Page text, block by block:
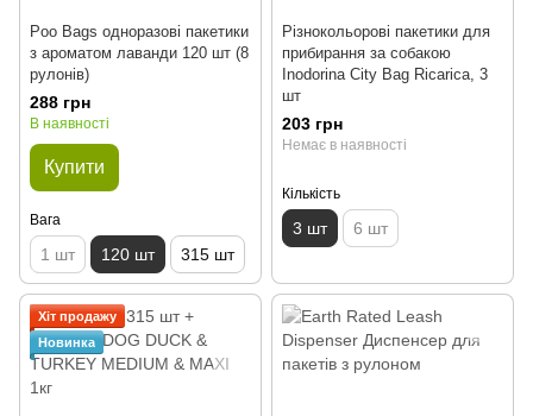
Poo Bags одноразові пакетики
з ароматом лаванди 120 шт (8
рулонів)
288 грн
В наявності
Купити
Вага
1 шт 120 шт 315 шт
Різнокольорові пакетики для
прибирання за собакою
Inodorina City Bag Ricarica, 3
шт
203 грн
Немає в наявності
Кількість
3 шт 6 шт
Хіт продажу
Новинка